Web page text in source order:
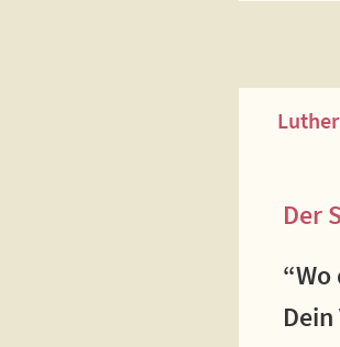
Luther
Der